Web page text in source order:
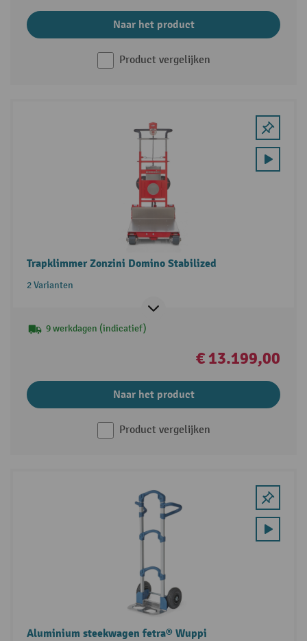
Naar het product
Product vergelijken
Trapklimmer Zonzini Domino Stabilized
2 Varianten
9 werkdagen (indicatief)
€ 13.199,00
Naar het product
Product vergelijken
Aluminium steekwagen fetra® Wuppi